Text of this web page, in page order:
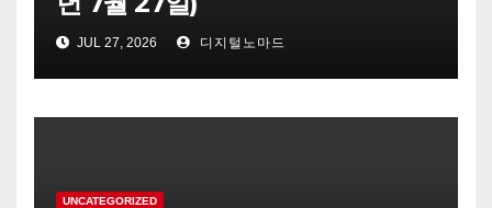
JUL 27, 2026 디지털노마드
UNCATEGORIZED